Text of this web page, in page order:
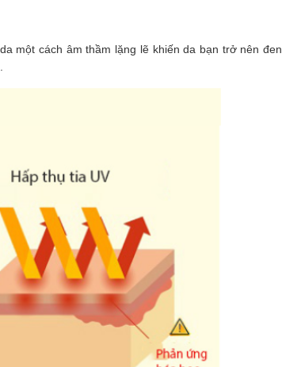
một cách âm thầm lặng lẽ khiến da bạn trở nên đen